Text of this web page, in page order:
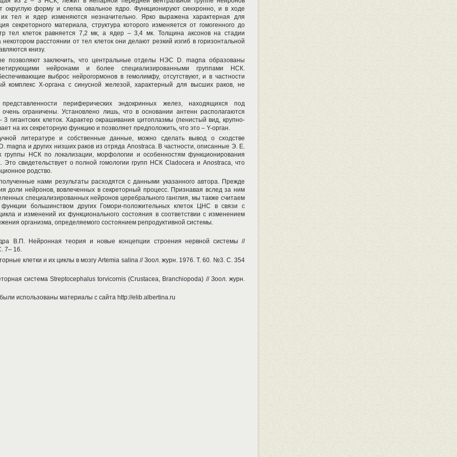
округлую форму и слегка овальное ядро. Функционируют синхронно, и в ходе
тел и ядер изменяются незначительно. Ярко выражена характерная для
секреторного материала, структура которого изменяется от гомогенного до
тел клеток равняется 7,2 мк, а ядер – 3,4 мк. Толщина аксонов на стадии
расстоянии от тел клеток они делают резкий изгиб в горизонтальной
книзу.
позволяют заключить, что центральные отделы НЭС D. magna образованы
нейронами и более специализированными группами НСК.
выброс нейрогормонов в гемолимфу, отсутствуют, и в частности
комплекс Х-органа с синусной железой, характерный для высших раков, не
периферических эндокринных желез, находящихся под
ограничены. Установлено лишь, что в основании антенн располагаются
гигантских клеток. Характер окрашивания цитоплазмы (пенистый вид, крупно-
на их секреторную функцию и позволяет предположить, что это – Y-орган.
литературе и собственные данные, можно сделать вывод о сходстве
magna и других низших раков из отряда Anostraca. В частности, описанные Э. Е.
группы НСК по локализации, морфологии и особенностям функционирования
свидетельствует о полной гомологии групп НСК Cladocera и Anostraca, что
родство.
нами результаты расходятся с данными указанного автора. Прежде
доли нейронов, вовлеченных в секреторный процесс. Признавая вслед за ним
специализированных нейронов церебрального ганглия, мы также считаем
большинством других Гомори-положительных клеток ЦНС в связи с
и изменений их функционального состояния в соответствии с изменением
организма, определяемого состоянием репродуктивной системы.
В.П. Нейронная теория и новые концепции строения нервной системы //
7– 16.
клетки и их циклы в мозгу Artemia salina // Зоол. журн. 1976. Т. 60. №3. С. 354
система Streptocephalus torvicornis (Crustacea, Branchiopoda) // Зоол. журн.
использованы материалы с сайта http://elib.albertina.ru